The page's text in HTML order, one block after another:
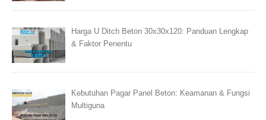
Harga U Ditch Beton 30x30x120: Panduan Lengkap
& Faktor Penentu
Kebutuhan Pagar Panel Beton: Keamanan & Fungsi
Multiguna